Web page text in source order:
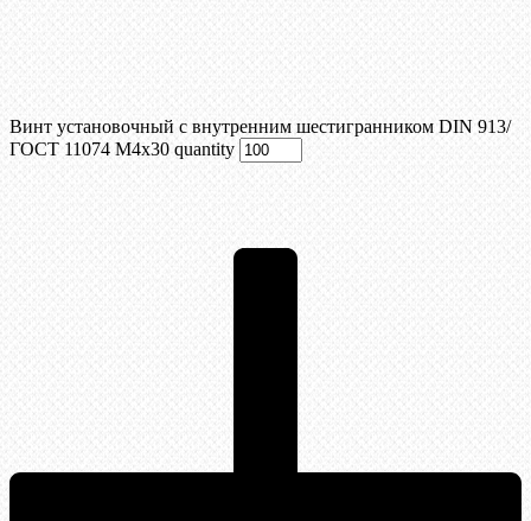
Винт установочный с внутренним шестигранником DIN 913/
ГОСТ 11074 М4x30 quantity